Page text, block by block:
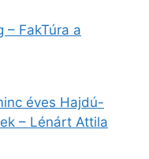
– FakTúra a
éves Hajdú-
– Lénárt Attila